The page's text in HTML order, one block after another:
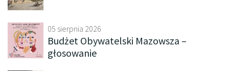
05 sierpnia 2026
Budżet Obywatelski Mazowsza –
głosowanie